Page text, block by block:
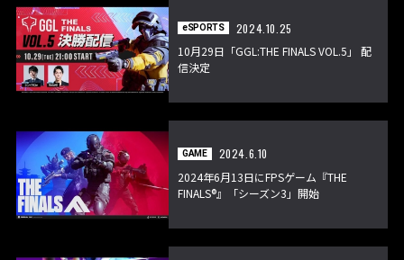
eSPORTS
2024.10.25
10月29日「GGL:THE FINALS VOL.5」 配
信決定
GAME
2024.6.10
2024年6月13日にFPSゲーム『THE
FINALS®』「シーズン3」開始